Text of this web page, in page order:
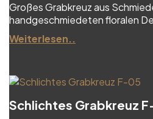
Großes Grabkreuz aus
handgeschmiedeten floralen
Weiterlesen..
Schlichtes Grabkreuz